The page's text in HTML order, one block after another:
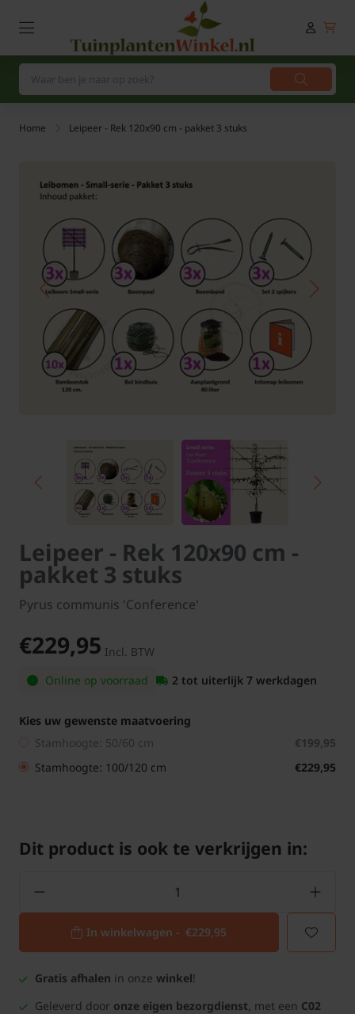
Home Leipeer - Rek 120x90 cm - pakket 3 stuks
Leipeer - Rek 120x90 cm -
pakket 3 stuks
Pyrus communis 'Conference'
€229,95 Incl. BTW
Online op voorraad
2 tot uiterlijk 7 werkdagen
Kies uw gewenste maatvoering
Stamhoogte: 50/60 cm
€199,95
Stamhoogte: 100/120 cm
€229,95
Dit product is ook te verkrijgen in:
In winkelwagen - €229,95
Gratis afhalen in onze winkel!
Geleverd door onze eigen bezorgdienst, met een C02